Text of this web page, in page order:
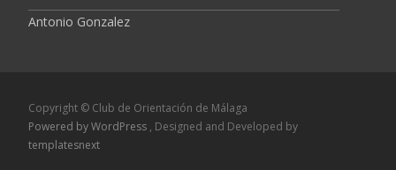
Antonio Gonzalez
Copyright © Club de Orientación de Málaga
Powered by WordPress , Designed and Developed by
templatesnext